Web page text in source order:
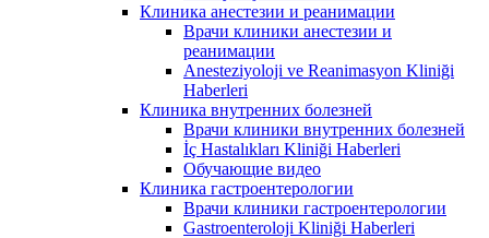
Клиника анестезии и реанимации
Врачи клиники анестезии и
реанимации
Anesteziyoloji ve Reanimasyon Kliniği
Haberleri
Клиника внутренних болезней
Врачи клиники внутренних болезней
İç Hastalıkları Kliniği Haberleri
Обучающие видео
Клиника гастроентерологии
Врачи клиники гастроентерологии
Gastroenteroloji Kliniği Haberleri